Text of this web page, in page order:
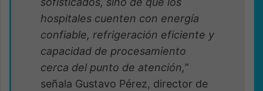
hospitales cuenten con energía
confiable, refrigeración eficiente y
capacidad de procesamiento
cerca del punto de atención,”
señala Gustavo Pérez, director de